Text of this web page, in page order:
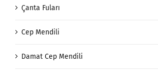
Çanta Fuları
Cep Mendili
Damat Cep Mendili